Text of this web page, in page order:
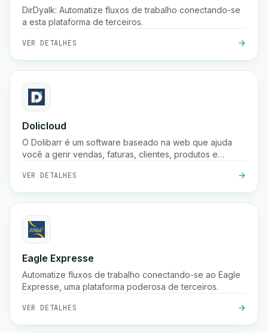
DirDyalk: Automatize fluxos de trabalho conectando-se
a esta plataforma de terceiros.
VER DETALHES
Dolicloud
O Dolibarr é um software baseado na web que ajuda
você a gerir vendas, faturas, clientes, produtos e
VER DETALHES
Eagle Expresse
Automatize fluxos de trabalho conectando-se ao Eagle
Expresse, uma plataforma poderosa de terceiros.
VER DETALHES